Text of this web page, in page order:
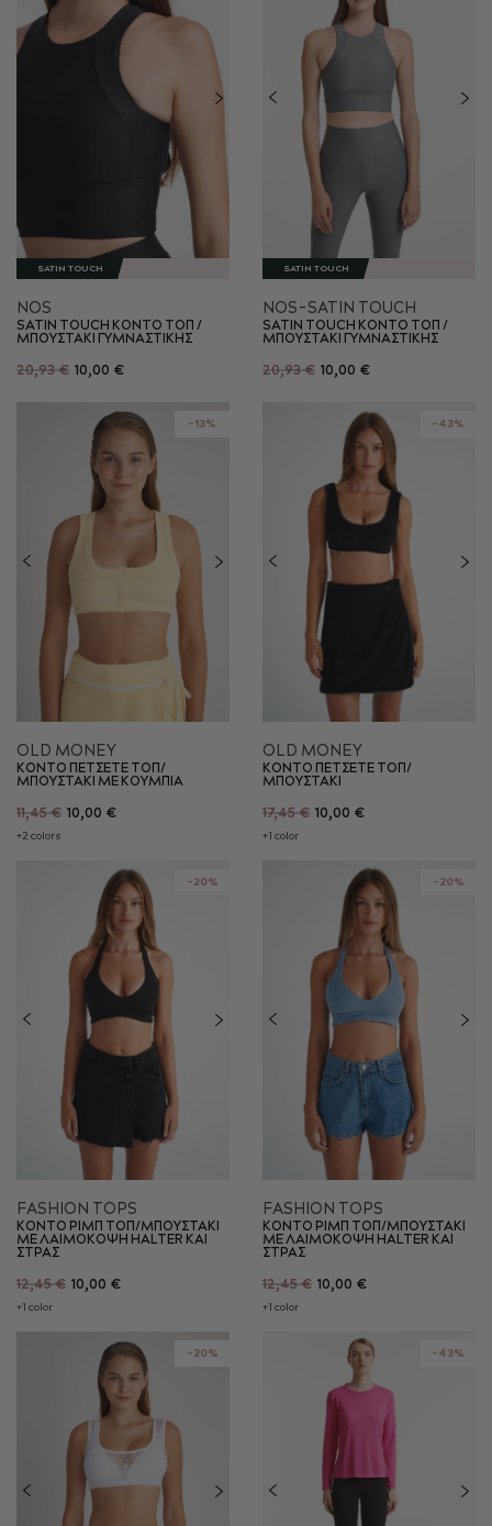
SATIN TOUCH
NOS
SATIN TOUCH ΚΟΝΤΟ ΤΟΠ /
ΜΠΟΥΣΤΑΚΙ ΓΥΜΝΑΣΤΙΚΗΣ
20,93 € 10,00 €
SATIN TOUCH
NOS-SATIN TOUCH
SATIN TOUCH ΚΟΝΤΟ ΤΟΠ /
ΜΠΟΥΣΤΑΚΙ ΓΥΜΝΑΣΤΙΚΗΣ
20,93 € 10,00 €
-13%
OLD MONEY
ΚΟΝΤΟ ΠΕΤΣΕΤΕ ΤΟΠ/
ΜΠΟΥΣΤΑΚΙ ME ΚΟΥΜΠΙΑ
11,45 € 10,00 €
+2 colors
-43%
OLD MONEY
ΚΟΝΤΟ ΠΕΤΣΕΤΕ ΤΟΠ/
ΜΠΟΥΣΤΑΚΙ
17,45 € 10,00 €
+1 color
-20%
FASHION TOPS
ΚΟΝΤΟ ΡΙΜΠ ΤΟΠ/ΜΠΟΥΣΤΑΚΙ
ΜΕ ΛΑΙΜΟΚΟΨΗ HALTER ΚΑΙ
ΣΤΡΑΣ
12,45 € 10,00 €
+1 color
-20%
FASHION TOPS
ΚΟΝΤΟ ΡΙΜΠ ΤΟΠ/ΜΠΟΥΣΤΑΚΙ
ΜΕ ΛΑΙΜΟΚΟΨΗ HALTER ΚΑΙ
ΣΤΡΑΣ
12,45 € 10,00 €
+1 color
-20% -43%